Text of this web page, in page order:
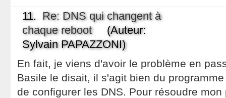
11. Re: DNS qui changent à
chaque reboot(Auteur:
Sylvain PAPAZZONI)
En fait, je viens d'avoir le problème en
Basile le disait, il s'agit bien du
de configurer les DNS. Pour résoudre